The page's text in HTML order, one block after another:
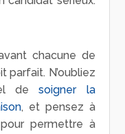
chacune de
parfait. N’oubliez
desoigner la
, et pensez à
permettre à